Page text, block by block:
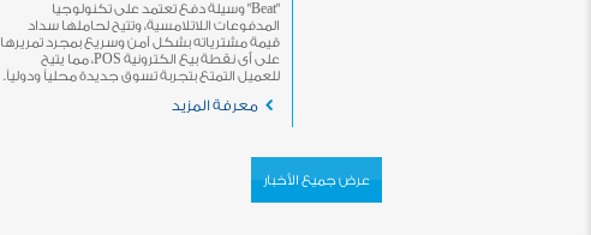
"Beat" وسيلة دفع تعتمد على تكنولوجيا
المدفوعات اللاتلامسية، وتتيح لحاملها سداد
قيمة مشترياته بشكل آمن وسريع بمجرد تمريرها
على أى نقطة بيع الكترونية POS، مما يتيح
للعميل التمتع بتجربة تسوق جديدة محلياً ودولياً.
معرفة المزيد
عرض جميع الأخبار